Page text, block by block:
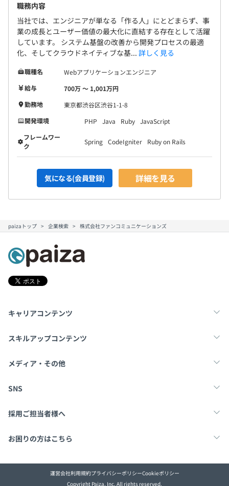
職務内容
当社では、エンジニアが単なる「作る人」にとどまらず、事
業の成長とユーザー価値の最大化に直結する存在として活躍
しています。 システム基盤の改善から開発プロセスの最適
化、そしてクラウドネイティブな基... 詳しく見る
職種名
Webアプリケーションエンジニア
給与
700万 〜 1,001万円
勤務地
東京都渋谷区渋谷1-1-8
開発環境
PHP Java Ruby JavaScript
フレームワー
ク
Spring CodeIgniter Ruby on Rails
気になる(会員登録) 詳細を見る
paizaトップ 企業検索 株式会社ファンコミュニケーションズ
キャリアコンテンツ
転職・キャリア
スキルアップコンテンツ
学習
メディア・その他
Tech Team Journal
SNS
X
採用ご担当者様へ
採用・教育をお考えの企業様へ
お困りの方はこちら
paizaとは？ お問い合わせ・FAQ
運営会社利用規約プライバシーポリシーCookieポリシー
Copyright Paiza, Inc. All rights reserved.